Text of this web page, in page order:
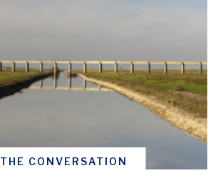
THE CONVERSATION